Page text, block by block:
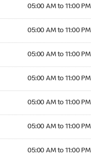
05:00 AM to 11:00 PM
05:00 AM to 11:00 PM
05:00 AM to 11:00 PM
05:00 AM to 11:00 PM
05:00 AM to 11:00 PM
05:00 AM to 11:00 PM
05:00 AM to 11:00 PM